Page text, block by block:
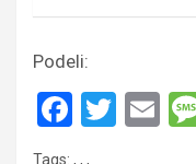
Podeli:
F
T
E
Tags: , , ,